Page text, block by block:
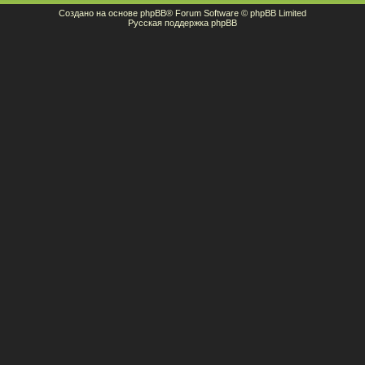
Создано на основе phpBB® Forum Software © phpBB Limited
Русская поддержка phpBB